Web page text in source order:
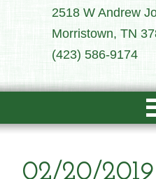
2518 W Andrew
Morristown, TN
(423) 586-9174
02/20/